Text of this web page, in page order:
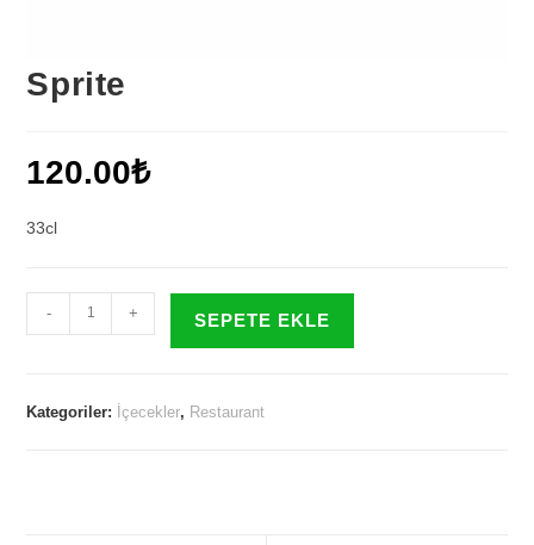
Sprite
120.00₺
33cl
adet
- + SEPETE EKLE
Kategoriler: İçecekler, Restaurant